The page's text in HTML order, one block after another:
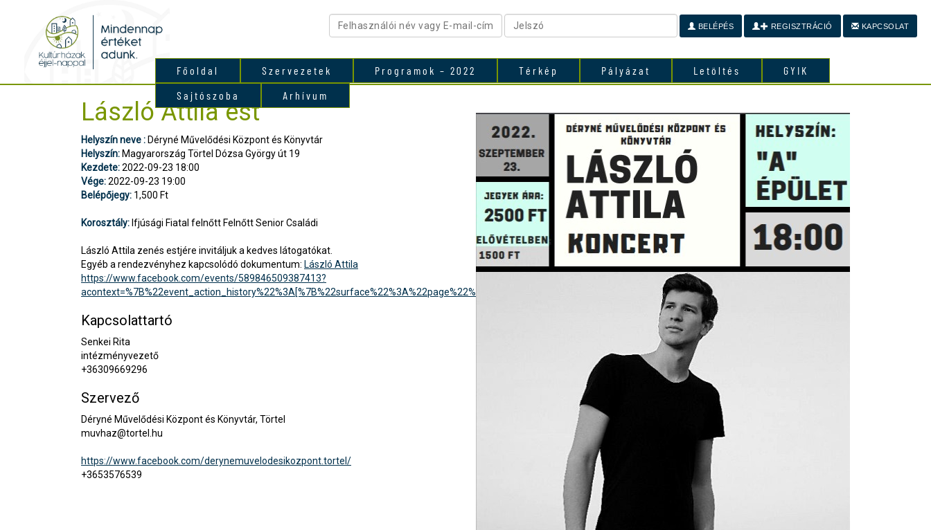
Főoldal Szervezetek Programok – 2022 Térkép Pályázat Letöltés
GYIK
Sajtószoba
Arhívum
BELÉPÉS REGISZTRÁCIÓ KAPCSOLAT
László Attila est
Helyszín neve : Déryné Művelődési Központ és Könyvtár
Helyszín: Magyarország Törtel Dózsa György út 19
Kezdete:2022-09-23 18:00
Vége:2022-09-23 19:00
Belépőjegy: 1,500 Ft
Korosztály: Ifjúsági Fiatal felnőtt Felnőtt Senior Családi
László Attila zenés estjére invitáljuk a kedves látogatókat.
Egyéb a rendezvényhez kapcsolódó dokumentum: László Attila
https://www.facebook.com/events/589846509387413?
acontext=%7B%22event_action_history%22%3A[%7B%22surface%22%3A%22page%22%7D]%7D
Kapcsolattartó
Senkei Rita
intézményvezető
+36309669296
Szervező
Déryné Művelődési Központ és Könyvtár, Törtel
muvhaz@tortel.hu
https://www.facebook.com/derynemuvelodesikozpont.tortel/
+3653576539